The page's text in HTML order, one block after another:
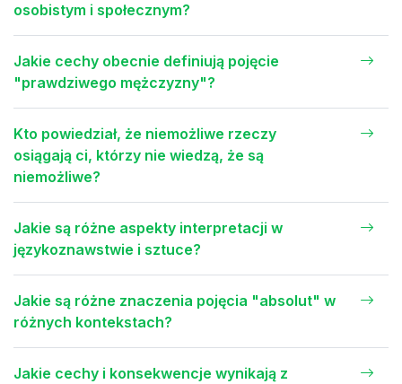
osobistym i społecznym?
Jakie cechy obecnie definiują pojęcie
"prawdziwego mężczyzny"?
Kto powiedział, że niemożliwe rzeczy
osiągają ci, którzy nie wiedzą, że są
niemożliwe?
Jakie są różne aspekty interpretacji w
językoznawstwie i sztuce?
Jakie są różne znaczenia pojęcia "absolut" w
różnych kontekstach?
Jakie cechy i konsekwencje wynikają z